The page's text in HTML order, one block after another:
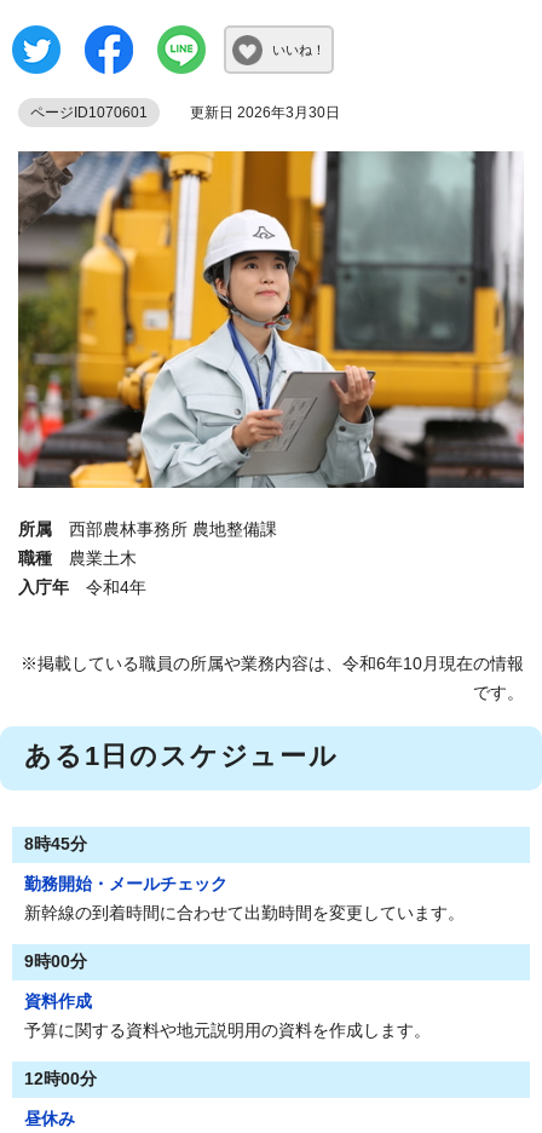
いいね！
ページID1070601 更新日 2026年3月30日
所属 西部農林事務所 農地整備課
職種 農業土木
入庁年 令和4年
※掲載している職員の所属や業務内容は、令和6年10月現在の情報
です。
ある1日のスケジュール
8時45分
勤務開始・メールチェック
新幹線の到着時間に合わせて出勤時間を変更しています。
9時00分
資料作成
予算に関する資料や地元説明用の資料を作成します。
12時00分
昼休み